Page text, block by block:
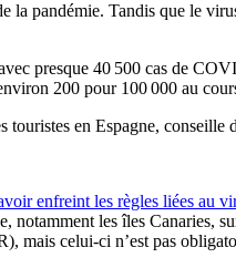
la pandémie. Tandis que le
presque 40 500 cas de
200 pour 100 000 au
en Espagne,
enfreint les règles liées au
les îles Canaries,
mais celui-ci n’est pas